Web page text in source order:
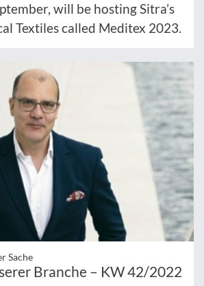
will be hosting Sitra’s
Textiles called Meditex 2023.
Sache
Branche – KW 42/2022